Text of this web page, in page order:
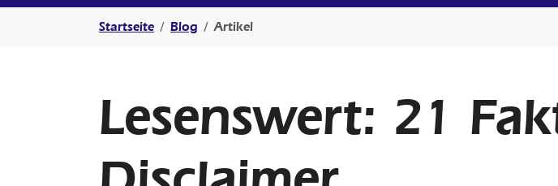
Startseite Blog Artikel
Lesenswert: 21